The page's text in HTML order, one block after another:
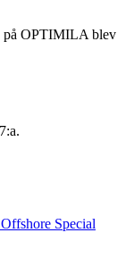
på OPTIMILA blev
Special